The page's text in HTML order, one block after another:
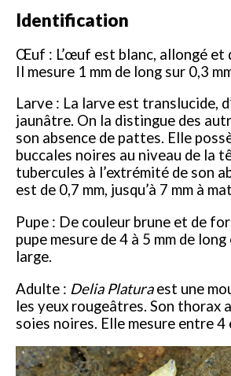
Identification
Œuf : L’œuf est blanc, allongé et
Il mesure 1 mm de long sur 0,3
Larve : La larve est translucide,
jaunâtre. On la distingue des
son absence de pattes. Elle
buccales noires au niveau de la
tubercules à l’extrémité de son
est de 0,7 mm, jusqu’à 7 mm à
Pupe : De couleur brune et de
pupe mesure de 4 à 5 mm de
large.
Adulte : Delia Platuraest une
les yeux rougeâtres. Son thorax
soies noires. Elle mesure entre 4